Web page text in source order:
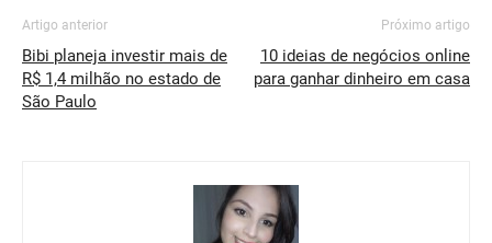
Artigo anterior
Bibi planeja investir mais de
R$ 1,4 milhão no estado de
São Paulo
Próximo artigo
10 ideias de negócios online
para ganhar dinheiro em casa